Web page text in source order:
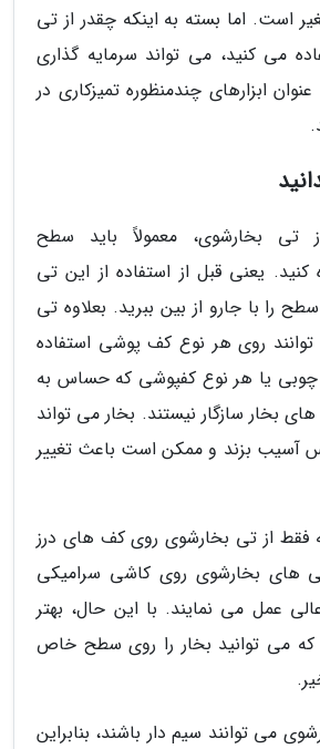
است. اما بسته به اینکه چقدر از تی
می کنید، می تواند سرمایه گذاری
ابزارهای چندمنظوره تمیزکاری در
تی بخارشوی، معمولاً باید سطح
کنید. یعنی قبل از استفاده از این تی
را با جارو از بین ببرید. بعلاوه تی
روی هر نوع کف پوشی استفاده
یا هر نوع کفپوشی که حساس به
بخار سازگار نیستند. بخار می تواند
آسیب بزند و ممکن است باعث تغییر
فقط از تی بخارشوی روی کف های درز
های بخارشوی روی کاشی سرامیکی
عمل می نمایند. با این حال، بهتر
می توانید بخار را روی سطح خاص
می توانند سیم دار باشند، بنابراین